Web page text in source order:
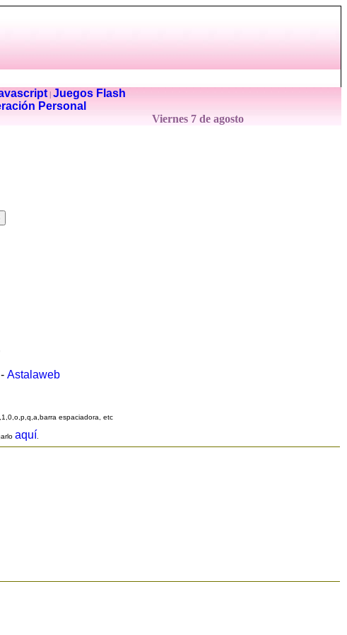
| Juegos Flash
Personal
Viernes 7 de agosto
- Astalaweb
espaciadora, etc
aquí